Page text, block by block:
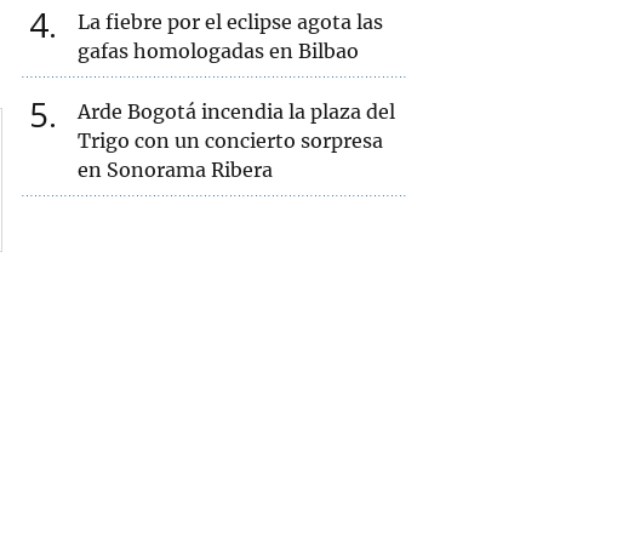
4
La fiebre por el eclipse agota las
gafas homologadas en Bilbao
5
Arde Bogotá incendia la plaza del
Trigo con un concierto sorpresa
en Sonorama Ribera